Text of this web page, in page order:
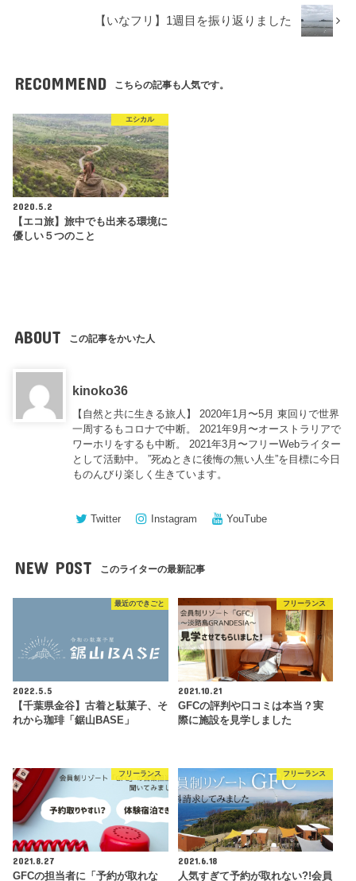
【いなフリ】1週目を振り返りました
RECOMMEND こちらの記事も人気です。
エシカル
2020.5.2
【エコ旅】旅中でも出来る環境に
優しい５つのこと
ABOUT この記事をかいた人
kinoko36
【自然と共に生きる旅人】 2020年1月〜5月 東回りで世界
一周するもコロナで中断。 2021年9月〜オーストラリアで
ワーホリをするも中断。 2021年3月〜フリーWebライター
として活動中。 ”死ぬときに後悔の無い人生”を目標に今日
ものんびり楽しく生きています。
Twitter Instagram YouTube
NEW POST このライターの最新記事
最近のできごと
2022.5.5
【千葉県金谷】古着と駄菓子、そ
れから珈琲「鋸山BASE」
フリーランス
2021.10.21
GFCの評判や口コミは本当？実
際に施設を見学しました
フリーランス
2021.8.27
GFCの担当者に「予約が取れな
フリーランス
2021.6.18
人気すぎて予約が取れない?!会員